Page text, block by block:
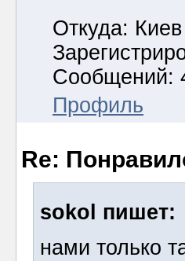
Откуда: Киев
Сообщений:
Профиль
Re:
sokol пишет:
нами только